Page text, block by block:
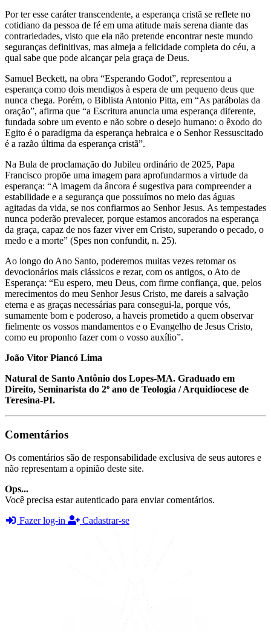
Por ter esse caráter transcendente, a esperança cristã se reflete no
cotidiano da pessoa de fé em uma atitude mais serena diante das
contrariedades, visto que ela não pretende encontrar neste mundo
seguranças definitivas, mas almeja a felicidade completa do céu, a
qual sabe que pode alcançar pela graça de Deus.
Samuel Beckett, na obra “Esperando Godot”, representou a
esperança como dois mendigos à espera de um pequeno deus que
nunca chega. Porém, o Biblista Antonio Pitta, em “As parábolas da
oração”, afirma que “a Escritura anuncia uma esperança diferente,
fundada sobre um evento e não sobre o desejo humano: o êxodo do
Egito é o paradigma da esperança hebraica e o Senhor Ressuscitado
é a razão última da esperança cristã”.
Na Bula de proclamação do Jubileu ordinário de 2025, Papa
Francisco propõe uma imagem para aprofundarmos a virtude da
esperança: “A imagem da âncora é sugestiva para compreender a
estabilidade e a segurança que possuímos no meio das águas
agitadas da vida, se nos confiarmos ao Senhor Jesus. As tempestades
nunca poderão prevalecer, porque estamos ancorados na esperança
da graça, capaz de nos fazer viver em Cristo, superando o pecado, o
medo e a morte” (Spes non confundit, n. 25).
Ao longo do Ano Santo, poderemos muitas vezes retomar os
devocionários mais clássicos e rezar, com os antigos, o Ato de
Esperança: “Eu espero, meu Deus, com firme confiança, que, pelos
merecimentos do meu Senhor Jesus Cristo, me dareis a salvação
eterna e as graças necessárias para consegui-la, porque vós,
sumamente bom e poderoso, a haveis prometido a quem observar
fielmente os vossos mandamentos e o Evangelho de Jesus Cristo,
como eu proponho fazer com o vosso auxílio”.
João Vitor Piancó Lima
Natural de Santo Antônio dos Lopes-MA. Graduado em
Direito, Seminarista do 2º ano de Teologia / Arquidiocese de
Teresina-PI.
Comentários
Os comentários são de responsabilidade exclusiva de seus autores e
não representam a opinião deste site.
Ops...
Você precisa estar autenticado para enviar comentários.
Fazer log-in
Cadastrar-se